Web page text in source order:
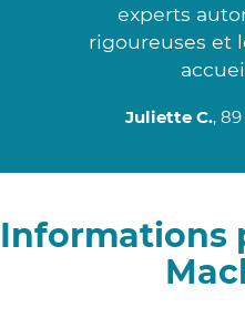
experts
rigoureuses et
Juliette C.,
Informations